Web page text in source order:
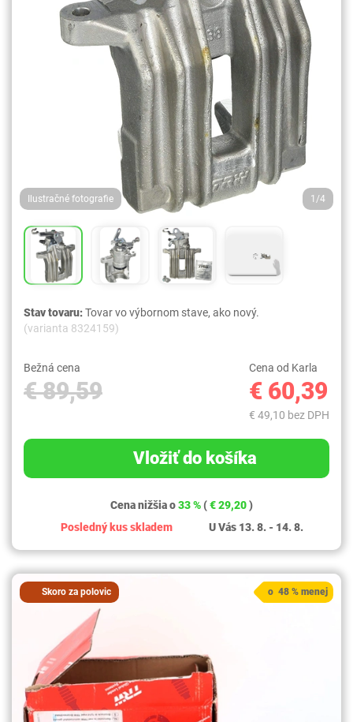
Ilustračné fotografie 1/4
Stav tovaru:Tovar vo výbornom stave, ako nový.
(varianta 8324159)
Bežná cena
€ 89,59
Cena od Karla
€ 60,39
€ 49,10 bez DPH
Vložiť do košíka
Cena nižšia o33 % (€ 29,20)
Posledný kus skladem
U Vás 13. 8. - 14. 8.
Skoro za polovic o 48 % menej